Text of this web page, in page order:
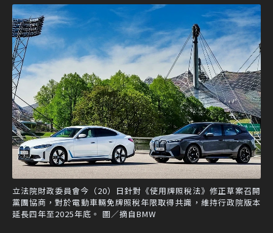
立法院財政委員會今（20）日針對《使用牌照稅法》修正草案召開
黨團協商，對於電動車輛免牌照稅年限取得共識，維持行政院版本
延長四年至2025年底。 圖／摘自BMW